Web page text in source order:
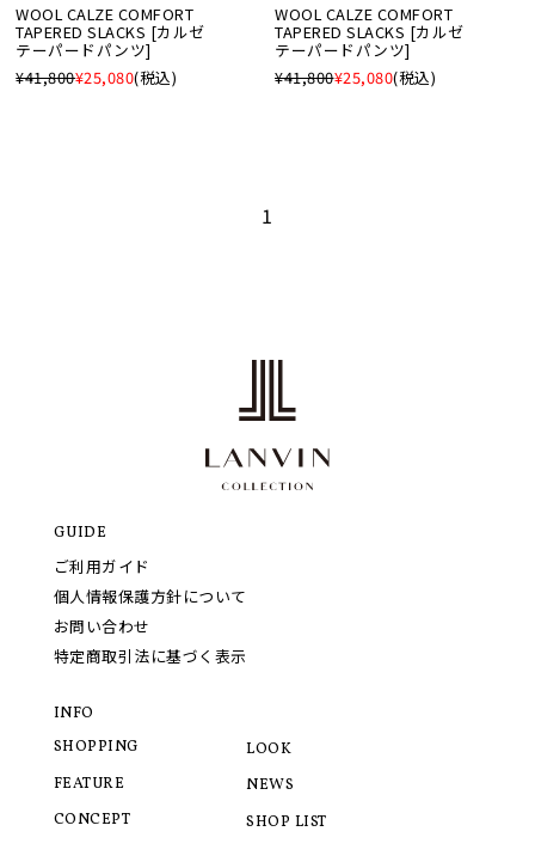
WOOL CALZE COMFORT
TAPERED SLACKS [カルゼ
テーパードパンツ]
¥41,800¥25,080(税込)
WOOL CALZE COMFORT
TAPERED SLACKS [カルゼ
テーパードパンツ]
¥41,800¥25,080(税込)
1
GUIDE
ご利用ガイド
個人情報保護方針について
お問い合わせ
特定商取引法に基づく表示
INFO
SHOPPING
FEATURE
CONCEPT
LOOK
NEWS
SHOP LIST